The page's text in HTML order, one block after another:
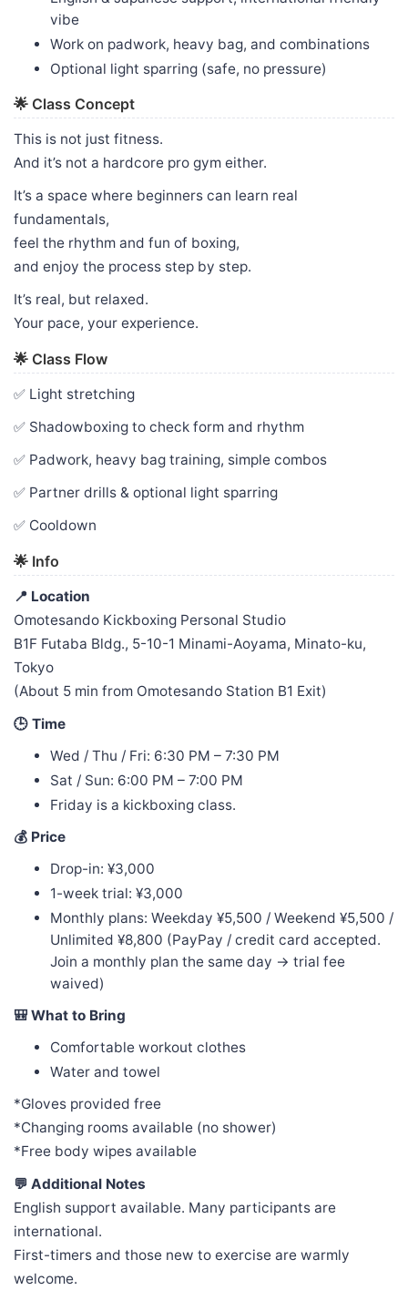
vibe
Work on padwork, heavy bag, and combinations
Optional light sparring (safe, no pressure)
🌟 Class Concept
This is not just fitness.
And it’s not a hardcore pro gym either.
It’s a space where beginners can learn real
fundamentals,
feel the rhythm and fun of boxing,
and enjoy the process step by step.
It’s real, but relaxed.
Your pace, your experience.
🌟 Class Flow
✅ Light stretching
✅ Shadowboxing to check form and rhythm
✅ Padwork, heavy bag training, simple combos
✅ Partner drills & optional light sparring
✅ Cooldown
🌟 Info
📍 Location
Omotesando Kickboxing Personal Studio
B1F Futaba Bldg., 5-10-1 Minami-Aoyama, Minato-ku,
Tokyo
(About 5 min from Omotesando Station B1 Exit)
🕒 Time
Wed / Thu / Fri: 6:30 PM – 7:30 PM
Sat / Sun: 6:00 PM – 7:00 PM
Friday is a kickboxing class.
💰 Price
Drop-in: ¥3,000
1-week trial: ¥3,000
Monthly plans: Weekday ¥5,500 / Weekend ¥5,500 /
Unlimited ¥8,800 (PayPay / credit card accepted.
Join a monthly plan the same day → trial fee
waived)
🎒 What to Bring
Comfortable workout clothes
Water and towel
*Gloves provided free
*Changing rooms available (no shower)
*Free body wipes available
💬 Additional Notes
English support available. Many participants are
international.
First-timers and those new to exercise are warmly
welcome.